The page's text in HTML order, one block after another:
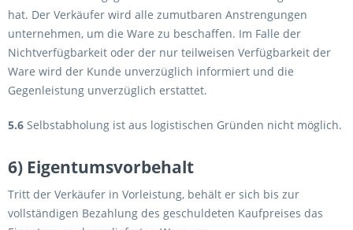
hat. Der Verkäufer wird alle zumutbaren Anstrengungen
unternehmen, um die Ware zu beschaffen. Im Falle der
Nichtverfügbarkeit oder der nur teilweisen Verfügbarkeit der
Ware wird der Kunde unverzüglich informiert und die
Gegenleistung unverzüglich erstattet.
5.6 Selbstabholung ist aus logistischen Gründen nicht möglich.
6) Eigentumsvorbehalt
Tritt der Verkäufer in Vorleistung, behält er sich bis zur
vollständigen Bezahlung des geschuldeten Kaufpreises das